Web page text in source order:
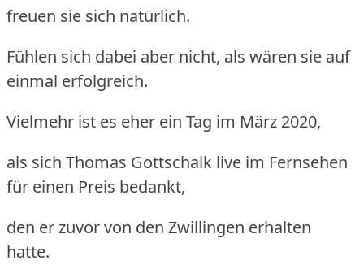
freuen sie sich natürlich.
Fühlen sich dabei aber nicht, als wären sie auf
einmal erfolgreich.
Vielmehr ist es eher ein Tag im März 2020,
als sich Thomas Gottschalk live im Fernsehen
für einen Preis bedankt,
den er zuvor von den Zwillingen erhalten
hatte.